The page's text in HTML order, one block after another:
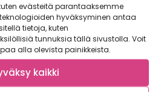
evästeitä parantaaksemme
hyväksyminen antaa
tietoja, kuten
tunnuksia tällä sivustolla. Voit
alla olevista painikkeista.
kaikki
uutiskirje